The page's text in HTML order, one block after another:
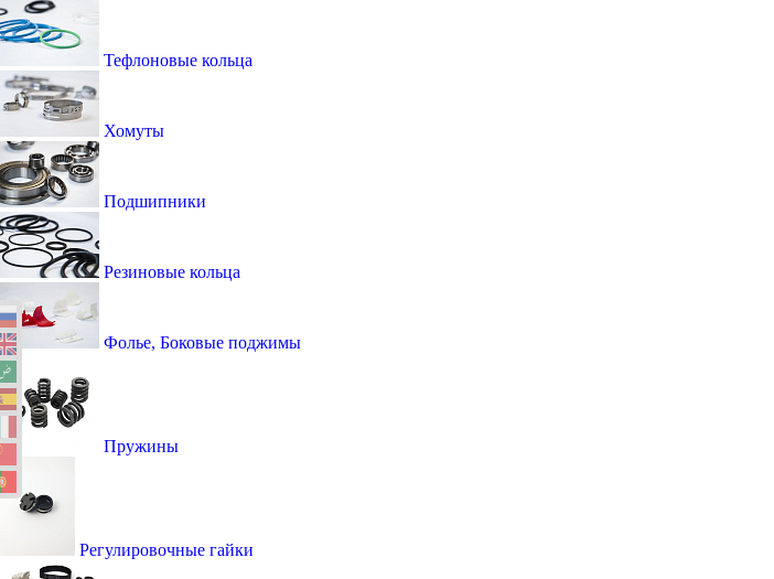
Тефлоновые кольца
Хомуты
Подшипники
Резиновые кольца
Фолье, Боковые поджимы
Пружины
Регулировочные гайки